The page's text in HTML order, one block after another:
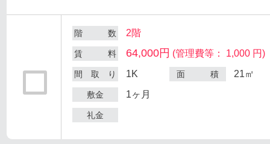
階 数 2階
賃 料 64,000円 (管理費等： 1,000 円)
間 取 り 1K 面 積 21㎡
敷金 1ヶ月
礼金